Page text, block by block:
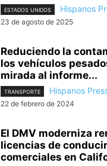
ESTADOS UNIDOS Hispanos
23 de agosto de 2025
Reduciendo la
los vehículos
mirada al informe...
TRANSPORTE Hispanos
22 de febrero de 2024
El DMV moderniza
licencias de conducir
comerciales en